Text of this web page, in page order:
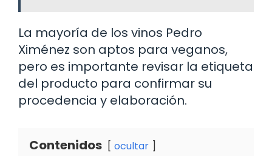
La mayoría de los vinos Pedro
Ximénez son aptos para veganos,
pero es importante revisar la etiqueta
del producto para confirmar su
procedencia y elaboración.
Contenidos ocultar